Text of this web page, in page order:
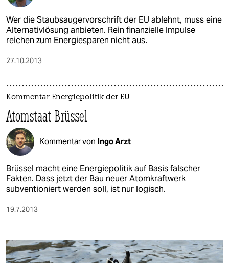
Wer die Staubsaugervorschrift der EU ablehnt, muss eine
Alternativlösung anbieten. Rein finanzielle Impulse
reichen zum Energiesparen nicht aus.
27.10.2013
Kommentar Energiepolitik der EU
Atomstaat Brüssel
Kommentar von Ingo Arzt
Brüssel macht eine Energiepolitik auf Basis falscher
Fakten. Dass jetzt der Bau neuer Atomkraftwerk
subventioniert werden soll, ist nur logisch.
19.7.2013